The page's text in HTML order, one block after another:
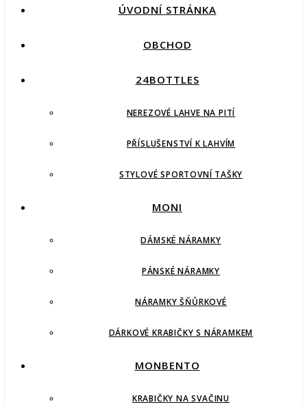
ÚVODNÍ STRÁNKA
OBCHOD
24BOTTLES
NEREZOVÉ LAHVE NA PITÍ
PŘÍSLUŠENSTVÍ K LAHVÍM
STYLOVÉ SPORTOVNÍ TAŠKY
MONI
DÁMSKÉ NÁRAMKY
PÁNSKÉ NÁRAMKY
NÁRAMKY ŠŇŮRKOVÉ
DÁRKOVÉ KRABIČKY S NÁRAMKEM
MONBENTO
KRABIČKY NA SVAČINU